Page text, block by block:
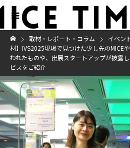
取材・レポート・コラム イベン
材】IVS2025現場で見つけた少し先のMICE
われたものや、出展スタートアップが披露
ビスをご紹介